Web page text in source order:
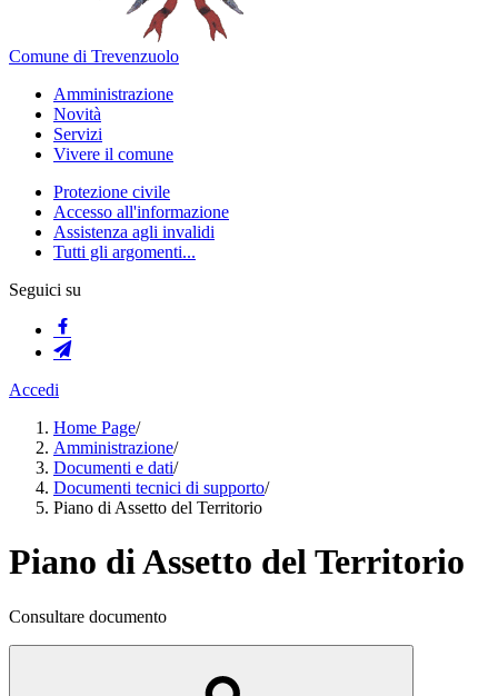
Comune di Trevenzuolo
Amministrazione
Novità
Servizi
Vivere il comune
Protezione civile
Accesso all'informazione
Assistenza agli invalidi
Tutti gli argomenti...
Seguici su
Accedi
Home Page/
Amministrazione/
Documenti e dati/
Documenti tecnici di supporto/
Piano di Assetto del Territorio
Piano di Assetto del Territorio
Consultare documento